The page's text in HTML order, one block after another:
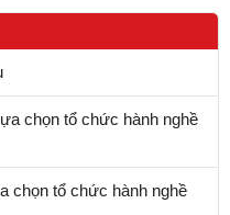
chọn tổ chức hành nghề
chọn tổ chức hành nghề